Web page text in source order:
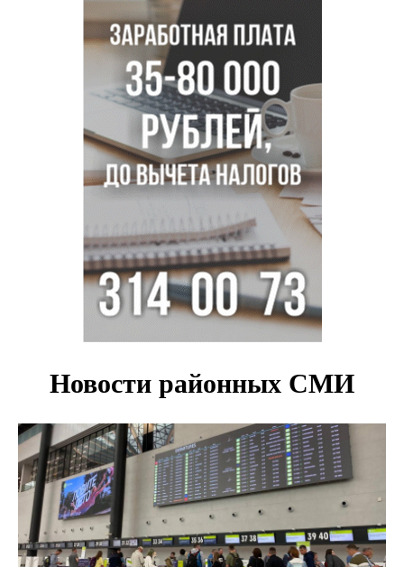
Семь рейсов за сутки отменили в новосибирском
аэропорту Толмачево
В Новосибирске «Лада» сбила восьмиклассника на